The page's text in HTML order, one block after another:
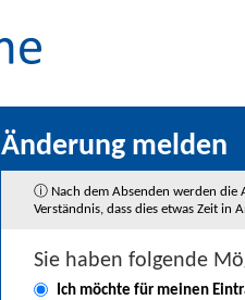
Änderung melden
ⓘ Nach dem Absenden werden die
Verständnis, dass dies etwas Zeit in
Sie haben folgende
Ich möchte für meinen